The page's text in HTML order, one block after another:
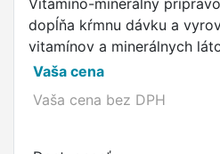
Vitamíno-minerálny
dopĺňa kŕmnu dávku a
vitamínov a minerálnych
Vaša cena
Vaša cena bez DPH